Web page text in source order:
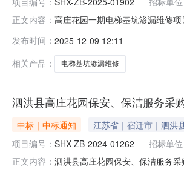
正文内容： 高庄花园一期电梯基坑渗漏维修
订后20日历天内完成维修质量标
有限责任公司地址：
发布时间： 2025-12-09 12:11
相关产品：
电梯基坑渗漏维修
泗洪县高庄花园保安、保洁服务采
中标｜中标通知 江苏省｜宿迁市｜泗洪
项目编号： SHX-ZB-2024-01262 招标单位
正文内容： 泗洪县高庄花园保安、保洁服务